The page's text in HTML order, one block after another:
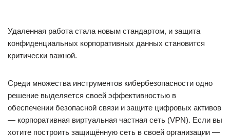
Удаленная работа стала новым стандартом, и защита
конфиденциальных корпоративных данных становится
критически важной.
Среди множества инструментов кибербезопасности одно
решение выделяется своей эффективностью в
обеспечении безопасной связи и защите цифровых активов
— корпоративная виртуальная частная сеть (VPN). Если вы
хотите построить защищённую сеть в своей организации —